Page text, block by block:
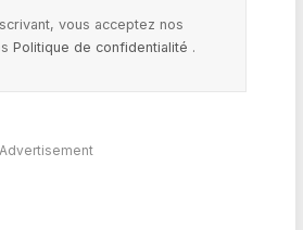
vous acceptez nos
Politique de confidentialité .
Advertisement